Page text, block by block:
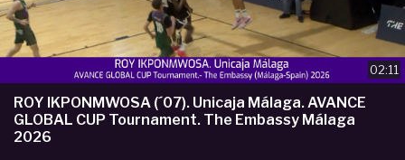
02:11
ROY IKPONMWOSA (´07). Unicaja Málaga. AVANCE
GLOBAL CUP Tournament. The Embassy Málaga
2026